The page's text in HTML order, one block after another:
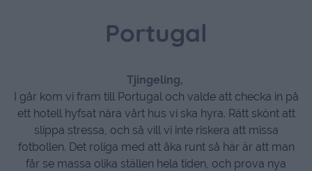
Portugal
Tjingeling,
I går kom vi fram till Portugal och valde att checka in på
ett hotell hyfsat nära vårt hus vi ska hyra. Rätt skönt att
slippa stressa, och så vill vi inte riskera att missa
fotbollen. Det roliga med att åka runt så här är att man
får se massa olika ställen hela tiden, och prova nya